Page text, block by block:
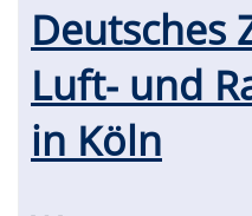
Deutsches
Luft- und
in Köln